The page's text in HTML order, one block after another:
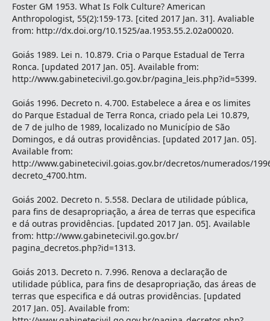
Foster GM 1953. What Is Folk Culture? American
Anthropologist, 55(2):159-173. [cited 2017 Jan. 31]. Avaliable
from: http://dx.doi.org/10.1525/aa.1953.55.2.02a00020.
Goiás 1989. Lei n. 10.879. Cria o Parque Estadual de Terra
Ronca. [updated 2017 Jan. 05]. Available from:
http://www.gabinetecivil.go.gov.br/pagina_leis.php?id=5399.
Goiás 1996. Decreto n. 4.700. Estabelece a área e os limites
do Parque Estadual de Terra Ronca, criado pela Lei 10.879,
de 7 de julho de 1989, localizado no Município de São
Domingos, e dá outras providências. [updated 2017 Jan. 05].
Available from:
http://www.gabinetecivil.goias.gov.br/decretos/numerados/
decreto_4700.htm.
Goiás 2002. Decreto n. 5.558. Declara de utilidade pública,
para fins de desapropriação, a área de terras que especifica
e dá outras providências. [updated 2017 Jan. 05]. Available
from: http://www.gabinetecivil.go.gov.br/
pagina_decretos.php?id=1313.
Goiás 2013. Decreto n. 7.996. Renova a declaração de
utilidade pública, para fins de desapropriação, das áreas de
terras que especifica e dá outras providências. [updated
2017 Jan. 05]. Available from: